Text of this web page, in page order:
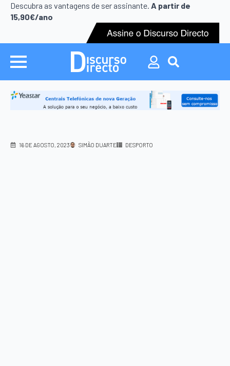
Descubra as vantagens de ser assinante. A partir de
15,90€/ano
Search
for:
Search
16 DE AGOSTO, 2023 SIMÃO DUARTE DESPORTO